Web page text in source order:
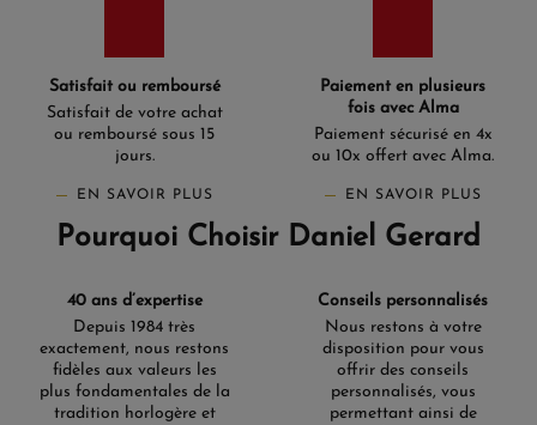
Satisfait ou remboursé
Satisfait de votre achat
ou remboursé sous 15
jours.
EN SAVOIR PLUS
Paiement en plusieurs
fois avec Alma
Paiement sécurisé en 4x
ou 10x offert avec Alma.
EN SAVOIR PLUS
Pourquoi Choisir Daniel Gerard
40 ans d’expertise
Depuis 1984 très
exactement, nous restons
fidèles aux valeurs les
plus fondamentales de la
tradition horlogère et
Conseils personnalisés
Nous restons à votre
disposition pour vous
offrir des conseils
personnalisés, vous
permettant ainsi de